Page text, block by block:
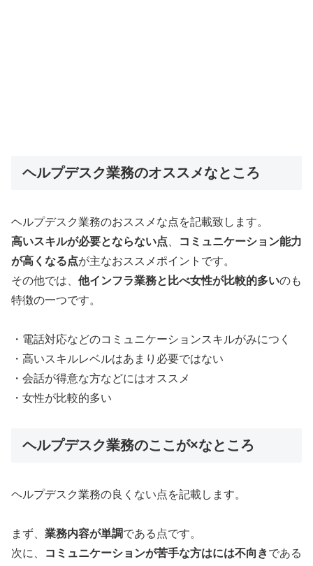
ヘルプデスク業務のオススメなところ
ヘルプデスク業務のおススメな点を記載致します。
高いスキルが必要とならない点
コミュニケーション能力
が高くなる点が主なおススメポイントです。
その他では、 他インフラ業務と比べ女性が比較的多いのも
特徴の一つです。
・電話対応などのコミュニケーションスキルがみにつく
・高いスキルレベルはあまり必要ではない
・会話が得意な方などにはオススメ
・女性が比較的多い
ヘルプデスク業務のここが×なところ
ヘルプデスク業務の良くない点を記載します。
まず、 業務内容が単調である点です。
次に、
コミュニケーションが苦手な方はには不向きである